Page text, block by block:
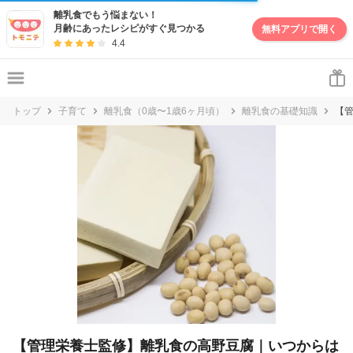
離乳食でもう悩まない！
月齢にあったレシピがすぐ見つかる
4.4
無料アプリで開く
トップ 子育て 離乳食（0歳〜1歳6ヶ月頃） 離乳食の基礎知識 【
【管理栄養士監修】離乳食の高野豆腐｜いつからは
妊娠・出産・子育て情報サイト | トモニテ